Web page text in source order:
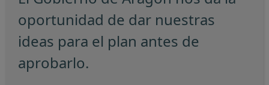
oportunidad de dar nuestras
ideas para el plan antes de
aprobarlo.